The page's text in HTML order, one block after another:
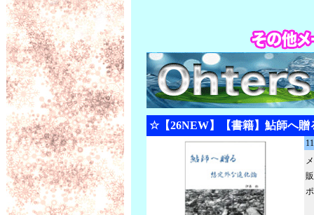
☆【26NEW】【書籍】鮎師へ贈